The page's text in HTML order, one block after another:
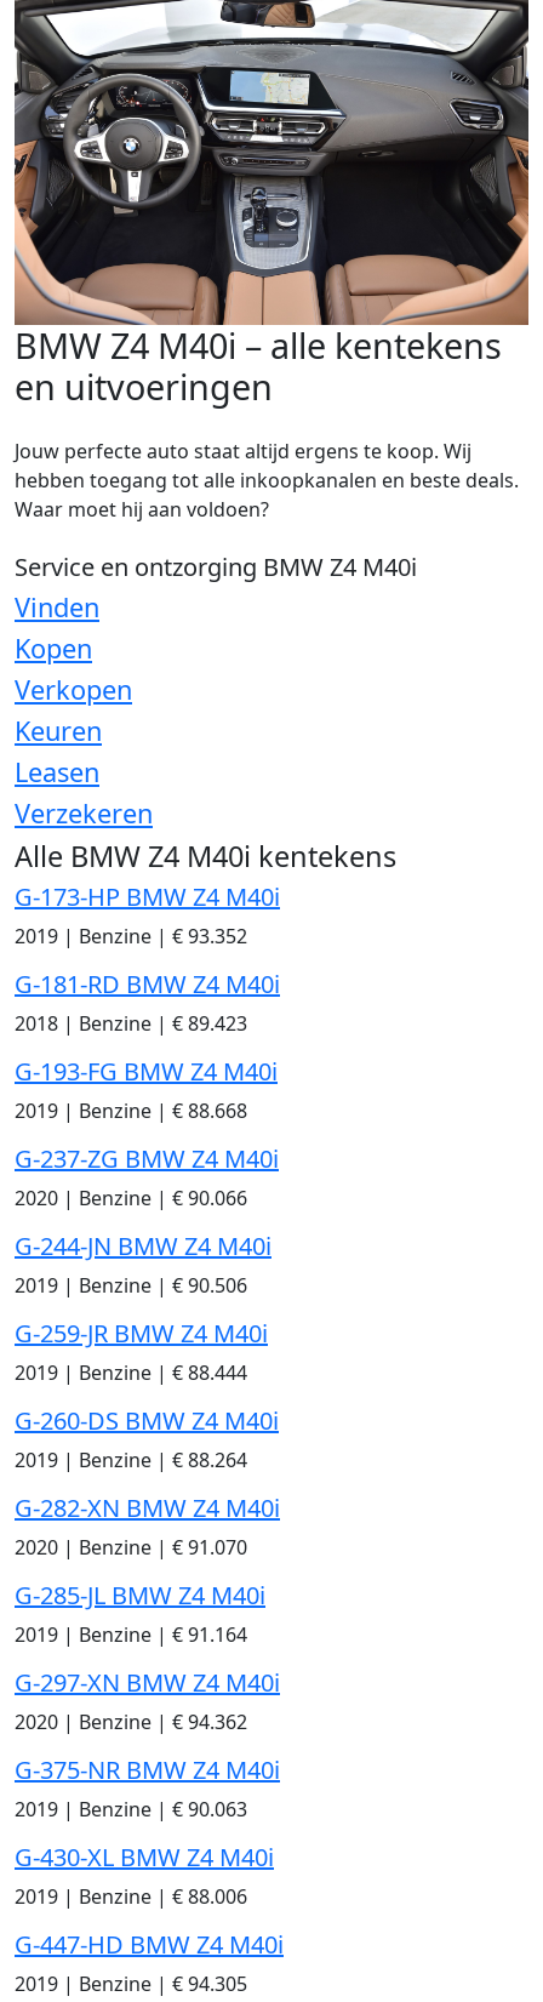
BMW Z4 M40i – alle kentekens
en uitvoeringen
Jouw perfecte auto staat altijd ergens te koop. Wij
hebben toegang tot alle inkoopkanalen en beste deals.
Waar moet hij aan voldoen?
Service en ontzorging BMW Z4 M40i
Vinden
Kopen
Verkopen
Keuren
Leasen
Verzekeren
Alle BMW Z4 M40i kentekens
G-173-HP BMW Z4 M40i
2019 | Benzine | € 93.352
G-181-RD BMW Z4 M40i
2018 | Benzine | € 89.423
G-193-FG BMW Z4 M40i
2019 | Benzine | € 88.668
G-237-ZG BMW Z4 M40i
2020 | Benzine | € 90.066
G-244-JN BMW Z4 M40i
2019 | Benzine | € 90.506
G-259-JR BMW Z4 M40i
2019 | Benzine | € 88.444
G-260-DS BMW Z4 M40i
2019 | Benzine | € 88.264
G-282-XN BMW Z4 M40i
2020 | Benzine | € 91.070
G-285-JL BMW Z4 M40i
2019 | Benzine | € 91.164
G-297-XN BMW Z4 M40i
2020 | Benzine | € 94.362
G-375-NR BMW Z4 M40i
2019 | Benzine | € 90.063
G-430-XL BMW Z4 M40i
2019 | Benzine | € 88.006
G-447-HD BMW Z4 M40i
2019 | Benzine | € 94.305